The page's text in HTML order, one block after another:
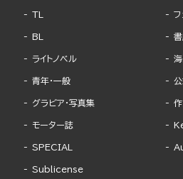
TL
BL
ライトノベル
青年・一般
グラビア・写真集
モーター誌
SPECIAL
Sublicense
フ
海